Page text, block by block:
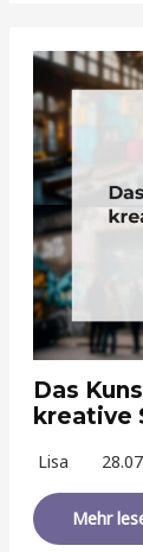
Das
kreative
Lisa
Mehr